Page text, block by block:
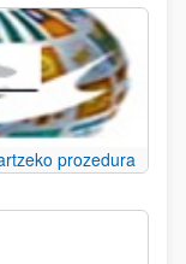
prozedura